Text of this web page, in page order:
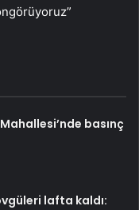
basınç
lafta kaldı: